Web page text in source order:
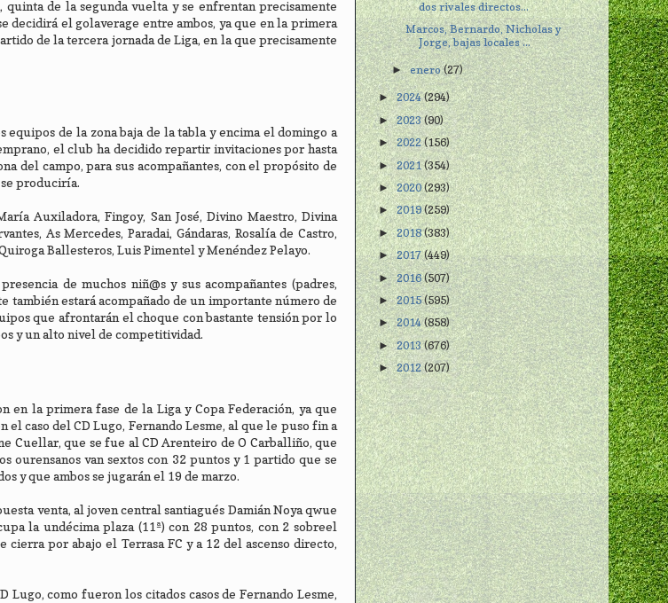
quinta de la segunda vuelta y se enfrentan precisamente
decidirá el golaverage entre ambos, ya que en la primera
de la tercera jornada de Liga, en la que precisamente
de la zona baja de la tabla y encima el domingo a
el club ha decidido repartir invitaciones por hasta
del campo, para sus acompañantes, con el propósito de
produciría.
Auxiladora, Fingoy, San José, Divino Maestro, Divina
As Mercedes, Paradai, Gándaras, Rosalía de Castro,
Ballesteros, Luis Pimentel y Menéndez Pelayo.
de muchos niñ@s y sus acompañantes (padres,
también estará acompañado de un importante número de
que afrontarán el choque con bastante tensión por lo
y un alto nivel de competitividad.
en la primera fase de la Liga y Copa Federación, ya que
caso del CD Lugo, Fernando Lesme, al que le puso fin a
Cuellar, que se fue al CD Arenteiro de O Carballiño, que
ourensanos van sextos con 32 puntos y 1 partido que se
y que ambos se jugarán el 19 de marzo.
venta, al joven central santiagués Damián Noya qwue
la undécima plaza (11ª) con 28 puntos, con 2 sobreel
por abajo el Terrasa FC y a 12 del ascenso directo,
como fueron los citados casos de Fernando Lesme,
dos rivales directos...
Marcos, Bernardo, Nicholas y
Jorge, bajas locales ...
►enero(27)
►2024(294)
►2023(90)
►2022(156)
►2021(354)
►2020(293)
►2019(259)
►2018(383)
►2017(449)
►2016(507)
►2015(595)
►2014(858)
►2013(676)
►2012(207)